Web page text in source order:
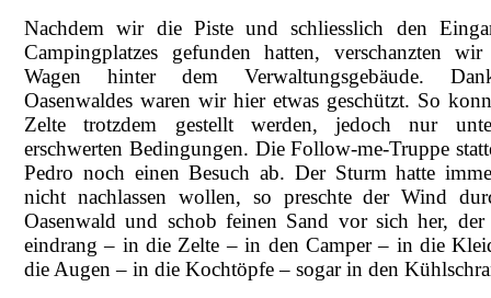
Nachdem wir die Piste und schliesslich den
Campingplatzes gefunden hatten, verschanzten wir
Wagen hinter dem Verwaltungsgebäude.
Oasenwaldes waren wir hier etwas geschützt. So
Zelte trotzdem gestellt werden, jedoch nur
erschwerten Bedingungen. Die Follow-me-Truppe
Pedro noch einen Besuch ab. Der Sturm hatte
nicht nachlassen wollen, so preschte der Wind
Oasenwald und schob feinen Sand vor sich her, der
eindrang – in die Zelte – in den Camper – in die
die Augen – in die Kochtöpfe – sogar in den